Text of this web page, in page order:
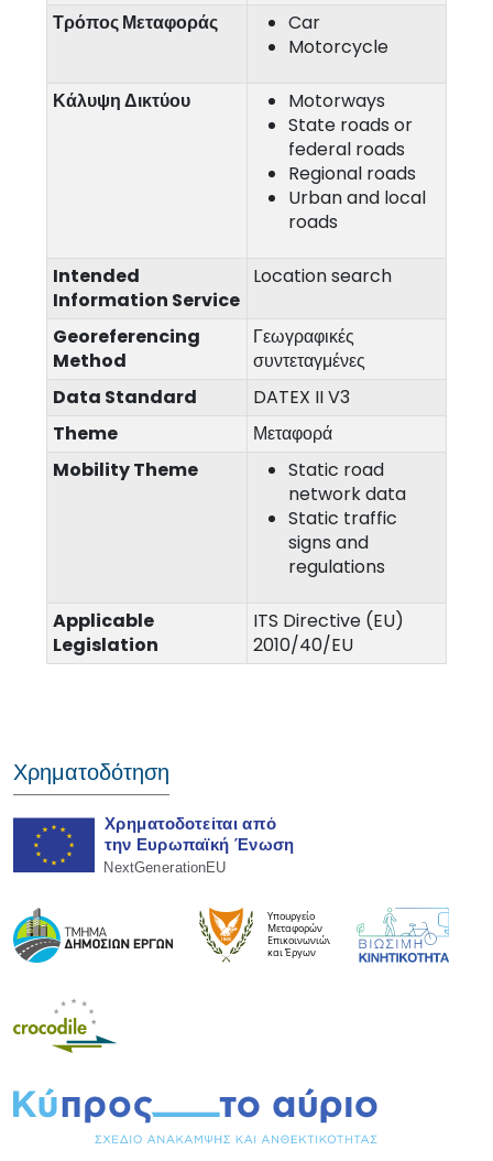
Τρόπος Μεταφοράς
Car
Motorcycle
Κάλυψη Δικτύου
Motorways
State roads or
federal roads
Regional roads
Urban and local
roads
Intended
Information Service
Location search
Georeferencing
Method
Γεωγραφικές
συντεταγμένες
Data Standard
DATEX II V3
Theme
Μεταφορά
Mobility Theme
Static road
network data
Static traffic
signs and
regulations
Applicable
Legislation
ITS Directive (EU)
2010/40/EU
Χρηματοδότηση